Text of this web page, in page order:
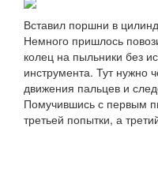
Вставил поршни в
Немного пришлось
колец на пыльники без
инструмента. Тут нужно
движения пальцев и
Помучившись с первым
третьей попытки, а